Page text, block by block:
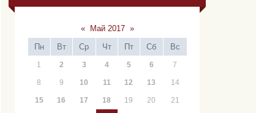
« Май 2017 »
Пн
Вт Ср Чт Пт Сб Вс
1 2 3 4 5 6 7
8 9 10 11 12 13 14
15 16 17 18 19 20 21